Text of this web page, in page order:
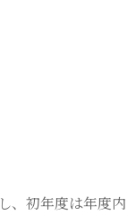
初年度は年度